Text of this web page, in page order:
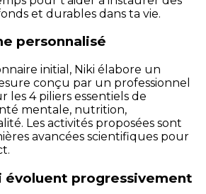
et durables dans ta vie.
personnalisé
initial, Niki élabore un
conçu par un professionnel
les 4 piliers essentiels de
mentale, nutrition,
Les activités proposées sont
avancées scientifiques pour
évoluent progressivement